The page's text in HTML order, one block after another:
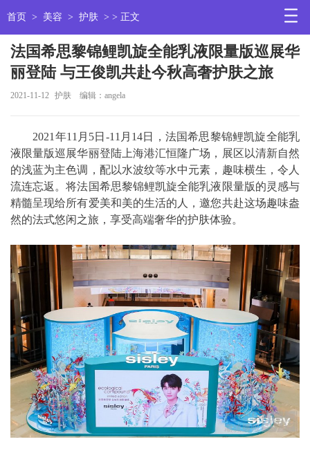
首页 > 美容 > 护肤 > > 正文
法国希思黎锦鲤凯旋全能乳液限量版巡展华
丽登陆 与王俊凯共赴今秋高奢护肤之旅
2021-11-12 护肤 编辑：angela
2021年11月5日-11月14日，法国希思黎锦鲤凯旋全能乳
液限量版巡展华丽登陆上海港汇恒隆广场，展区以清新自然
的浅蓝为主色调，配以水波纹等水中元素，趣味横生，令人
流连忘返。将法国希思黎锦鲤凯旋全能乳液限量版的灵感与
精髓呈现给所有爱美和美的生活的人，邀您共赴这场趣味盎
然的法式悠闲之旅，享受高端奢华的护肤体验。